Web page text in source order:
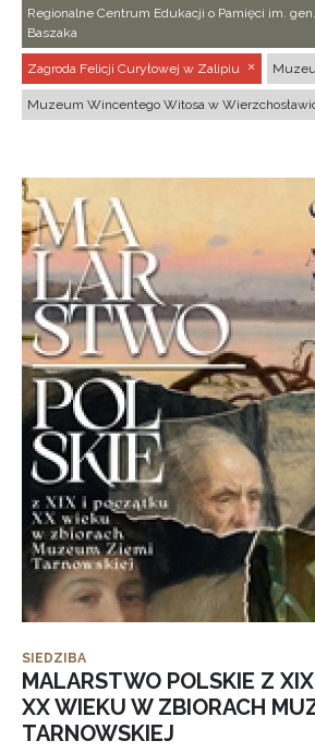
Regionalne Centrum Edukacji o Pamięci im.
Baszaka
Zagroda Felicji Curyłowej w Zalipiu
Muzeum Wincentego Witosa w
SIEDZIBA
MALARSTWO POLSKIE Z
XX WIEKU W ZBIORACH
TARNOWSKIEJ